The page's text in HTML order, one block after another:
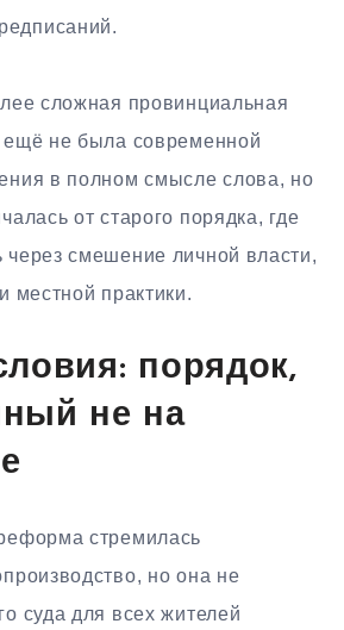
сложная провинциальная
не была современной
в полном смысле слова, но
от старого порядка, где
смешение личной власти,
местной практики.
порядок,
не на
стремилась
но она не
суда для всех жителей